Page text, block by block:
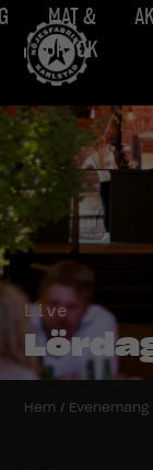
MAT &
DRYCK
Live
Hem / Evenemang